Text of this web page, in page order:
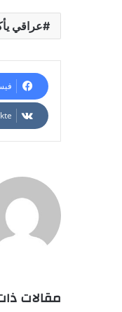
عراقي
مقالات